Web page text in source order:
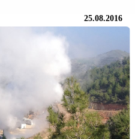
25.08.2016